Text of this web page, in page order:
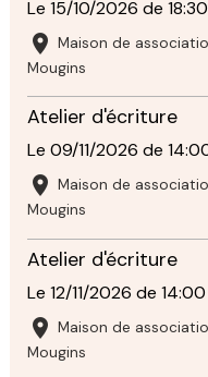
Le 15/10/2026 de 18:30
Maison de
Mougins
Atelier d'écriture
Le 09/11/2026 de
Maison de
Mougins
Atelier d'écriture
Le 12/11/2026 de 14:00
Maison de
Mougins